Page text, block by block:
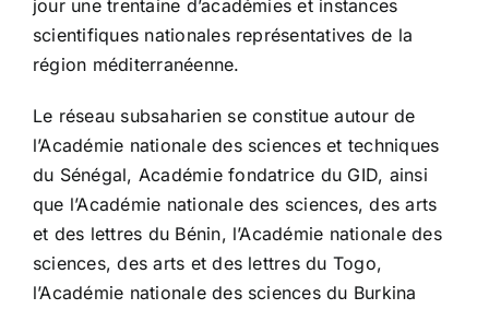
jour une trentaine d’académies et instances
scientifiques nationales représentatives de la
région méditerranéenne.
Le réseau subsaharien se constitue autour de
l’Académie nationale des sciences et techniques
du Sénégal, Académie fondatrice du GID, ainsi
que l’Académie nationale des sciences, des arts
et des lettres du Bénin, l’Académie nationale des
sciences, des arts et des lettres du Togo,
l’Académie nationale des sciences du Burkina